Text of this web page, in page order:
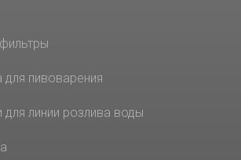
пивоварения
для линии розлива воды